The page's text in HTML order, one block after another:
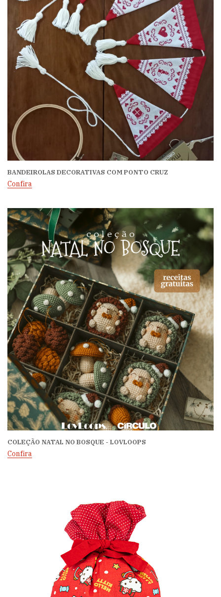
BANDEIROLAS DECORATIVAS COM PONTO CRUZ
Confira
COLEÇÃO NATAL NO BOSQUE - LOVLOOPS
Confira